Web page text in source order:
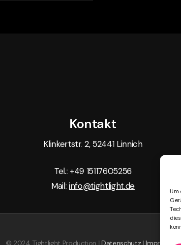
Um
Kontakt
Klinkertstr. 2, 52441 Linnich
Tel.: +49 15117605256
Mail:info@tightlight.de